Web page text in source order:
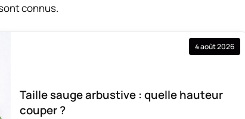
connus.
4 août 2026
Taille sauge arbustive : quelle hauteur
couper ?